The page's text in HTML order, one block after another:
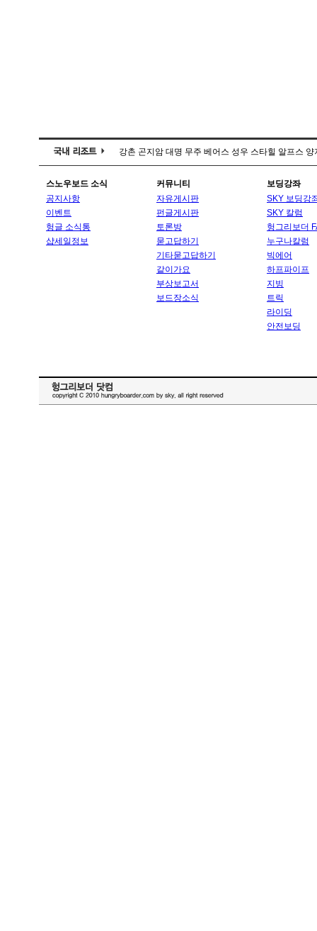
강촌 곤지암 대명 무주 베어스 성우 스타힐 알프스 양
스노우보드 소식 커뮤니티
보딩강좌
공지사항
자유게시판
SKY 보딩강
이벤트
펀글게시판
SKY 칼럼
헝글 소식통
토론방
헝그리보더
샵세일정보
묻고답하기
누구나칼럼
기타묻고답하기
빅에어
같이가요
하프파이프
부상보고서
지빙
보드장소식
트릭
라이딩
안전보딩